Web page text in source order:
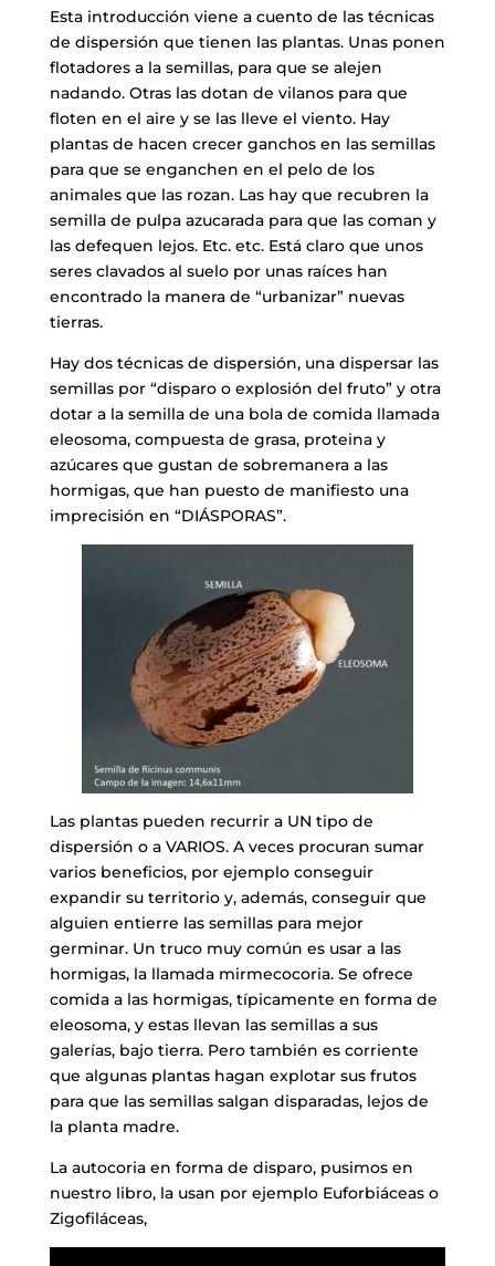
Esta introducción viene a cuento de las técnicas
de dispersión que tienen las plantas. Unas ponen
flotadores a la semillas, para que se alejen
nadando. Otras las dotan de vilanos para que
floten en el aire y se las lleve el viento. Hay
plantas de hacen crecer ganchos en las semillas
para que se enganchen en el pelo de los
animales que las rozan. Las hay que recubren la
semilla de pulpa azucarada para que las coman y
las defequen lejos. Etc. etc. Está claro que unos
seres clavados al suelo por unas raíces han
encontrado la manera de “urbanizar” nuevas
tierras.
Hay dos técnicas de dispersión, una dispersar las
semillas por “disparo o explosión del fruto” y otra
dotar a la semilla de una bola de comida llamada
eleosoma, compuesta de grasa, proteina y
azúcares que gustan de sobremanera a las
hormigas, que han puesto de manifiesto una
imprecisión en “DIÁSPORAS”.
Las plantas pueden recurrir a UN tipo de
dispersión o a VARIOS. A veces procuran sumar
varios beneficios, por ejemplo conseguir
expandir su territorio y, además, conseguir que
alguien entierre las semillas para mejor
germinar. Un truco muy común es usar a las
hormigas, la llamada mirmecocoria. Se ofrece
comida a las hormigas, típicamente en forma de
eleosoma, y estas llevan las semillas a sus
galerías, bajo tierra. Pero también es corriente
que algunas plantas hagan explotar sus frutos
para que las semillas salgan disparadas, lejos de
la planta madre.
La autocoria en forma de disparo, pusimos en
nuestro libro, la usan por ejemplo Euforbiáceas o
Zigofiláceas,